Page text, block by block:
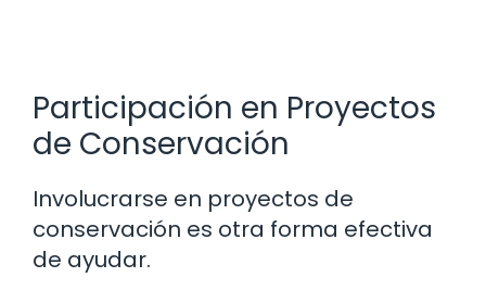
Participación en Proyectos
de Conservación
Involucrarse en proyectos de
conservación es otra forma efectiva
de ayudar.